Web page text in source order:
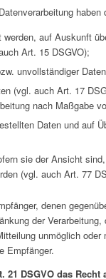
auf Auskunft
Art. 15 DSGVO);
unvollständiger
(vgl. auch Art. 17
nach Maßgabe
Daten und auf
sie der Ansicht
(vgl. auch Art. 77
denen
der
unmöglich
Empfänger.
DSGVO das